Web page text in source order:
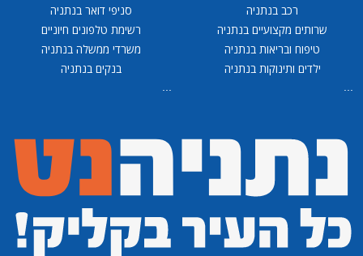
רכב בנתניה
שרותים מקצועיים בנתניה
טיפוח ובריאות בנתניה
ילדים ותינוקות בנתניה
...
סניפי דואר בנתניה
רשימת טלפונים חיוניים
משרדי ממשלה בנתניה
בנקים בנתניה
...